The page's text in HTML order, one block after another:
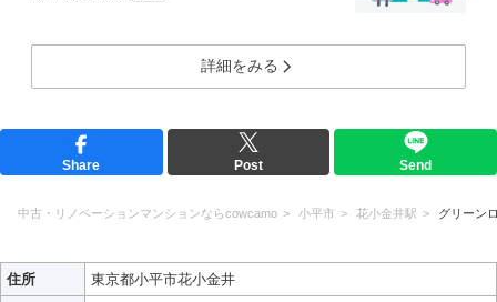
詳細をみる
Share Post Send
中古・リノベーションマンションならcowcamo 小平市 花小金井駅 グリーン
住所
東京都小平市花小金井